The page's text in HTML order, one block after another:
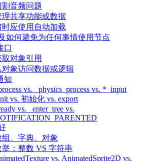
割音频问题
理共享功能或数据
时应使用自动加载
如何避免为任何事情使用节点
口
取对象引用
对象访问数据或逻辑
知
vs. _physics_process vs. *_input
vs. 初始化 vs. export
vs. _enter_tree vs.
组、字典、对象
举：整数 VS 字符串
vs. AnimatedSprite2D vs.